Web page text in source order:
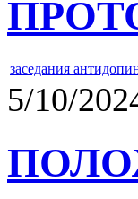
заседания
5/10/